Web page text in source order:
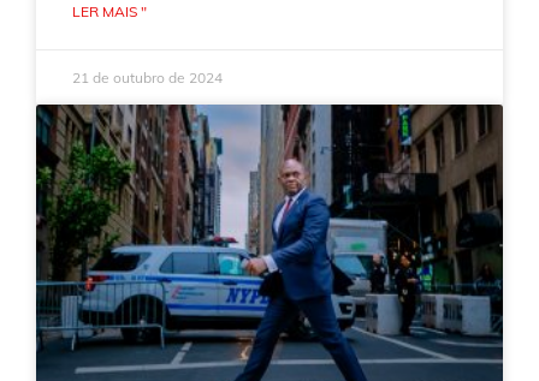
LER MAIS "
21 de outubro de 2024